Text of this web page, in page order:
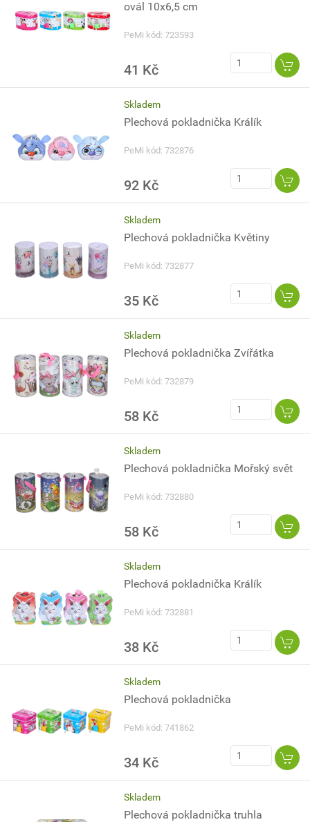
ovál 10x6,5 cm
PeMi kód: 723593
41 Kč
Skladem
Plechová pokladnička Králík
PeMi kód: 732876
92 Kč
Skladem
Plechová pokladnička Květiny
PeMi kód: 732877
35 Kč
Skladem
Plechová pokladnička Zvířátka
PeMi kód: 732879
58 Kč
Skladem
Plechová pokladnička Mořský svět
PeMi kód: 732880
58 Kč
Skladem
Plechová pokladnička Králík
PeMi kód: 732881
38 Kč
Skladem
Plechová pokladnička
PeMi kód: 741862
34 Kč
Skladem
Plechová pokladnička truhla